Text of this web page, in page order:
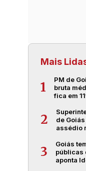
Mais
1
PM de
bruta
fica em
2
de
assédio
3
Goiás
públicas
aponta